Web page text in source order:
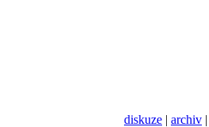
diskuze | archiv |